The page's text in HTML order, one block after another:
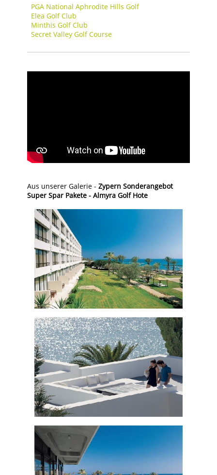
PGA National Aphrodite Hills Golf
Elea Golf Club
Minthis Golf Club
Secret Valley Golf Course
Aus unserer Galerie - Zypern Sonderangebot
Super Spar Pakete - Almyra Golf Hote